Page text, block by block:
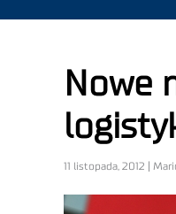
Nowe
11 listopada, 2012 |